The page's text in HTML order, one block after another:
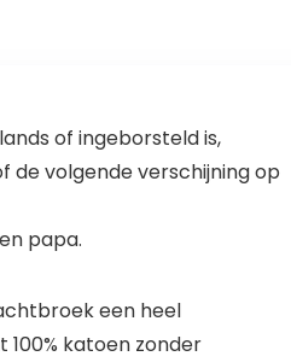
of ingeborsteld is,
de volgende verschijning op
papa.
een heel
katoen zonder